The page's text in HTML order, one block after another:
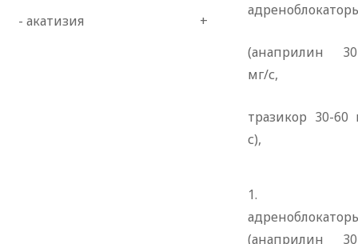
- акатизия +
(анаприлин
мг/с,
тразикор 30-60
с),
1.
(анаприлин